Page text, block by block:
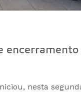
nesta